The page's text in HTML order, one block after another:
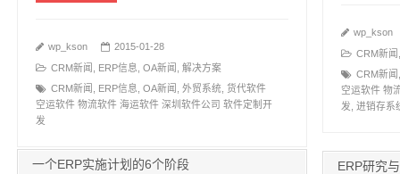
wp_kson
CRM新闻
CRM新闻
空运软件 物
发 进销存系
wp_kson
2015-01-28
CRM新闻
ERP信息 OA新闻
解决方案
CRM新闻
ERP信息 OA新闻 外贸系统 货代软件
空运软件 物流软件 海运软件 深圳软件公司 软件定制开
发
一个ERP实施计划的6个阶段 ERP研究